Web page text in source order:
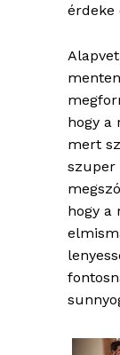
érdeke
hogy a
mert
szuper
hogy a